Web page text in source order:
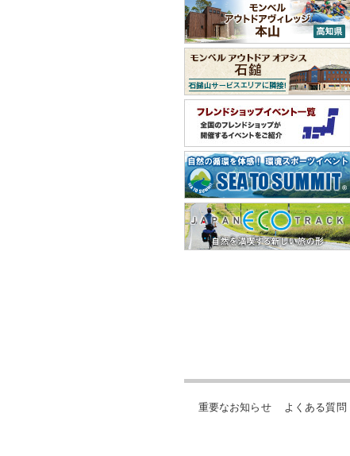
重要なお知らせ よくある質問